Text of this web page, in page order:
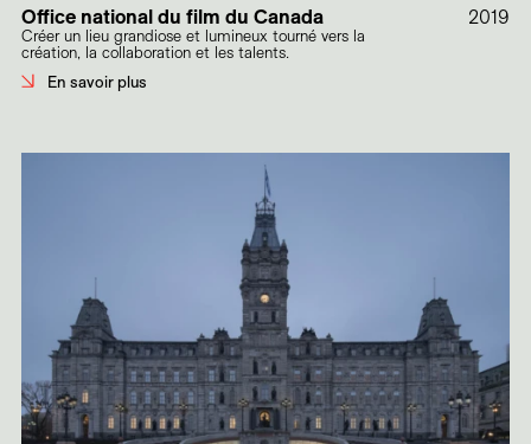
Office national du film du Canada
Créer un lieu grandiose et lumineux tourné vers la
création, la collaboration et les talents.
En savoir plus
2019